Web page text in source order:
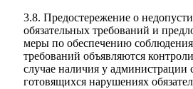
3.8. Предостережение о
обязательных требований и
меры по обеспечению соблюдения
требований объявляются
случае наличия у администрации
готовящихся нарушениях